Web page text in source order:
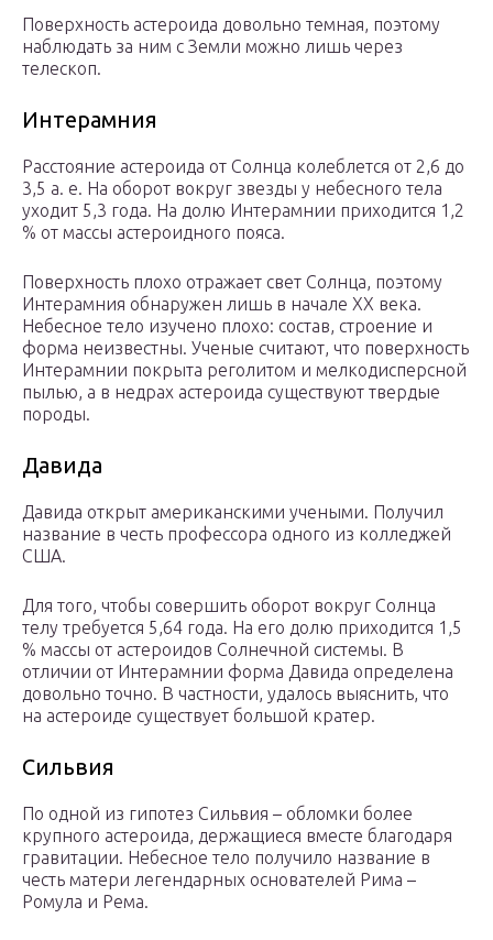
Поверхность астероида довольно темная, поэтому
наблюдать за ним с Земли можно лишь через
телескоп.
Интерамния
Расстояние астероида от Солнца колеблется от 2,6 до
3,5 а. е. На оборот вокруг звезды у небесного тела
уходит 5,3 года. На долю Интерамнии приходится 1,2
% от массы астероидного пояса.
Поверхность плохо отражает свет Солнца, поэтому
Интерамния обнаружен лишь в начале XX века.
Небесное тело изучено плохо: состав, строение и
форма неизвестны. Ученые считают, что поверхность
Интерамнии покрыта реголитом и мелкодисперсной
пылью, а в недрах астероида существуют твердые
породы.
Давида
Давида открыт американскими учеными. Получил
название в честь профессора одного из колледжей
США.
Для того, чтобы совершить оборот вокруг Солнца
телу требуется 5,64 года. На его долю приходится 1,5
% массы от астероидов Солнечной системы. В
отличии от Интерамнии форма Давида определена
довольно точно. В частности, удалось выяснить, что
на астероиде существует большой кратер.
Сильвия
По одной из гипотез Сильвия – обломки более
крупного астероида, держащиеся вместе благодаря
гравитации. Небесное тело получило название в
честь матери легендарных основателей Рима –
Ромула и Рема.